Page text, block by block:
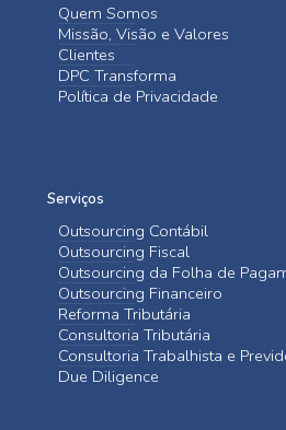
Quem Somos
Missão, Visão e Valores
Clientes
DPC Transforma
Política de Privacidade
Serviços
Outsourcing Contábil
Outsourcing Fiscal
Outsourcing da Folha de
Outsourcing Financeiro
Reforma Tributária
Consultoria Tributária
Consultoria Trabalhista e
Due Diligence